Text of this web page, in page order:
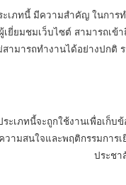
ะเภทนี้ มีความสำคัญ ในการ
เยี่ยมชมเว็บไซต์ สามารถเ
สามารถทำงานได้อย่างปกติ
ระเภทนี้จะถูกใช้งานเพื่อเก็บ
ความสนใจและพฤติกรรมการ
ประชา